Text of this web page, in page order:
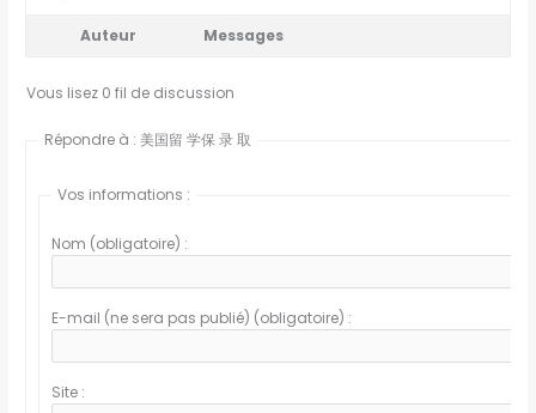
Auteur Messages
Vous lisez 0 fil de discussion
Répondre à : 美国留 学保 录 取
Vos informations :
Nom (obligatoire) :
E-mail (ne sera pas publié) (obligatoire) :
Site :